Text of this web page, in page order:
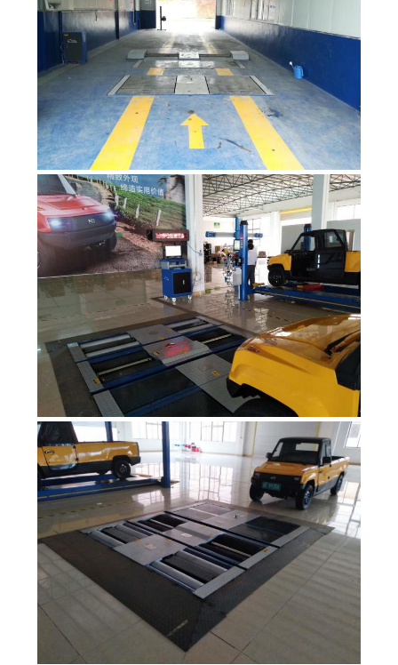
DOWN
خريطة
الموقع
سياسة
الخصوصية